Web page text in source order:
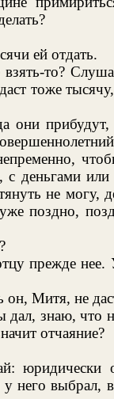
ей отдать.
то?
тоже
они прибудут,
с деньгами
не могу,
уже поздно,
прежде нее.
Митя, не
знаю, что
отчаяние?
юридически
него выбрал,